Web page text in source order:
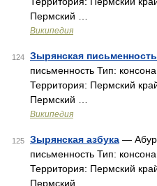
Пермский …
Википедия
124 Зырянская письменность
письменность Тип:
Территория: Пермский
Пермский …
Википедия
125 Зырянская азбука — Абур
письменность Тип:
Территория: Пермский
Пермский …